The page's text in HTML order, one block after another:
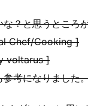
？と思うところ
Chef/Cooking ]
voltarus ]
考になりました